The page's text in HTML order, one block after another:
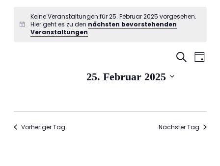
25.
Februar
Hinweis
Keine Veranstaltungen für 25. Februar 2025 vorgesehen.
Hier geht es zu den nächsten bevorstehenden
Veranstaltungen.
SucheTag
25. Februar 2025
Vorheriger Tag Nächster Tag